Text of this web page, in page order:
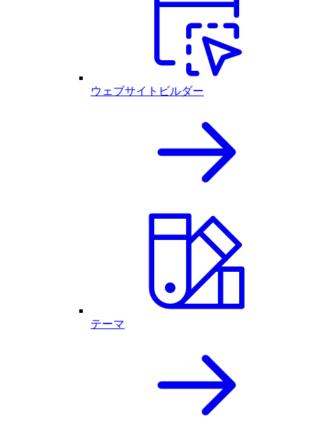
ウェブサイトビルダー
テーマ